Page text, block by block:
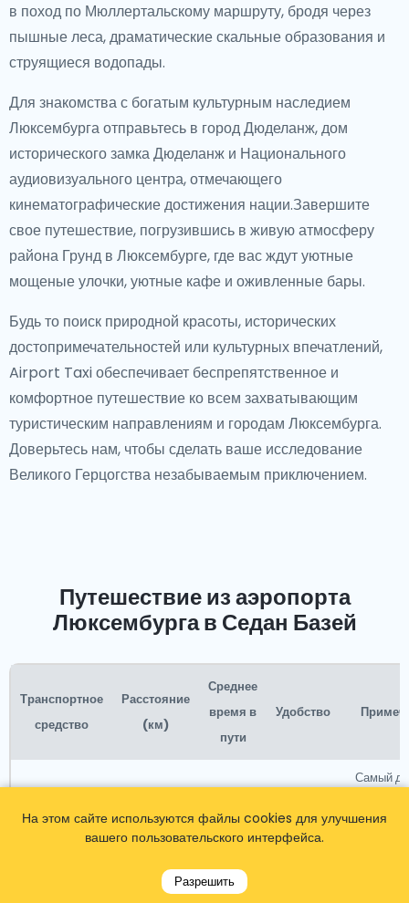
в поход по Мюллертальскому маршруту, бродя через
пышные леса, драматические скальные образования и
струящиеся водопады.
Для знакомства с богатым культурным наследием
Люксембурга отправьтесь в город Дюделанж, дом
исторического замка Дюделанж и Национального
аудиовизуального центра, отмечающего
кинематографические достижения нации.Завершите
свое путешествие, погрузившись в живую атмосферу
района Грунд в Люксембурге, где вас ждут уютные
мощеные улочки, уютные кафе и оживленные бары.
Будь то поиск природной красоты, исторических
достопримечательностей или культурных впечатлений,
Airport Taxi обеспечивает беспрепятственное и
комфортное путешествие ко всем захватывающим
туристическим направлениям и городам Люксембурга.
Доверьтесь нам, чтобы сделать ваше исследование
Великого Герцогства незабываемым приключением.
Путешествие из аэропорта
Люксембурга в Седан Базей
Транспортное
средство
Расстояние
(км)
Среднее
время в
пути
Удобство
Наименее
Самый
На этом сайте используются файлы cookies для улучшения
вашего пользовательского интерфейса.
Разрешить